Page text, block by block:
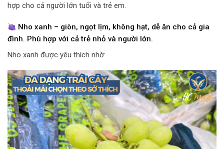
hợp cho cả người lớn tuổi và trẻ em.
Nho xanh – giòn, ngọt lịm, không hạt, dễ ăn cho cả gia
đình. Phù hợp với cả trẻ nhỏ và người lớn.
Nho xanh được yêu thích nhờ: